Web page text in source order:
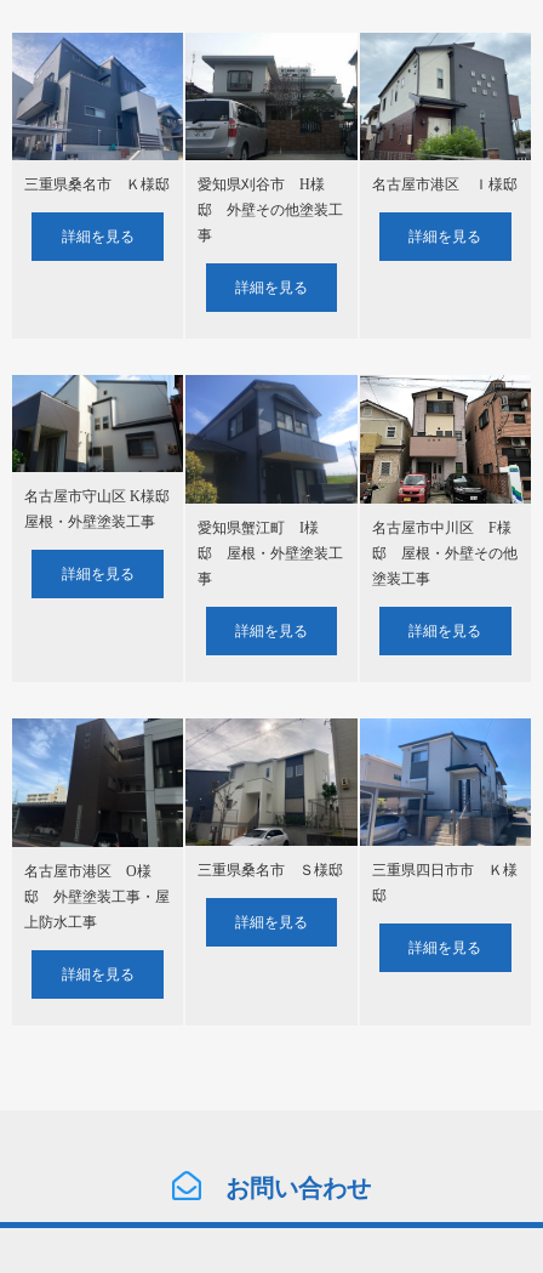
三重県桑名市 Ｋ様邸
詳細を見る
愛知県刈谷市 H様
邸 外壁その他塗装工
事
詳細を見る
名古屋市港区 Ｉ様邸
詳細を見る
名古屋市守山区 K様邸
屋根・外壁塗装工事
詳細を見る
愛知県蟹江町 I様
邸 屋根・外壁塗装工
事
詳細を見る
名古屋市中川区 F様
邸 屋根・外壁その他
塗装工事
詳細を見る
名古屋市港区 O様
邸 外壁塗装工事・屋
上防水工事
詳細を見る
三重県桑名市 Ｓ様邸
詳細を見る
三重県四日市市 Ｋ様
邸
詳細を見る
お問い合わせ